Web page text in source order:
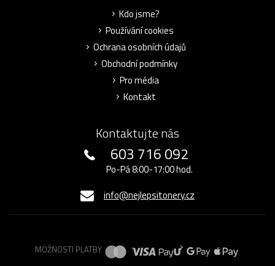
Kdo jsme?
Používání cookies
Ochrana osobních údajů
Obchodní podmínky
Pro média
Kontakt
Kontaktujte nás
603 716 092
Po-Pá 8:00-17:00 hod.
info@nejlepsitonery.cz
MOŽNOSTI PLATBY